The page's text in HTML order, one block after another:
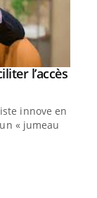
l’accès
innove en
« jumeau